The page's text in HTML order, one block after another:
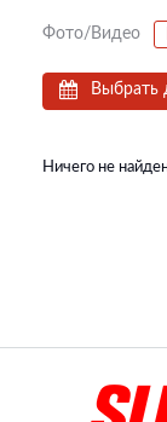
Фото/Видео
Выбрать
Ничего не